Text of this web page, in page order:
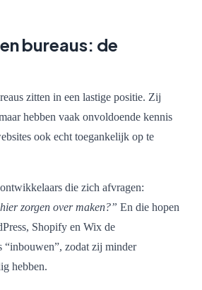
bureaus: de
zitten in een lastige positie. Zij
hebben vaak onvoldoende kennis
ook echt toegankelijk op te
die zich afvragen:
zorgen over maken?” En die hopen
Shopify en Wix de
“inbouwen”, zodat zij minder
hebben.